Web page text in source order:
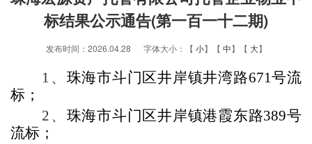
标结果公示通告(第一百一十二期)
发布时间：2026.04.28 字体大小：【 小】【 中】【 大】
1 、 珠海市斗门区井岸镇井湾路671号流
标；
2 、 珠海市斗门区井岸镇港霞东路389号
流标；